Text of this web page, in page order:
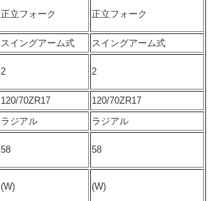
正立フォーク 正立フォーク
スイングアーム式
スイングアーム式
2 2
120/70ZR17
120/70ZR17
ラジアル
ラジアル
58 58
(W) (W)